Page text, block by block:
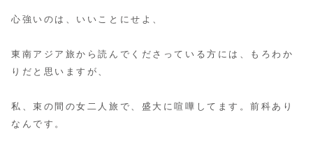
心強いのは、いいことにせよ、
東南アジア旅から読んでくださっている方には、もろわか
りだと思いますが、
私、束の間の女二人旅で、盛大に喧嘩してます。前科あり
なんです。